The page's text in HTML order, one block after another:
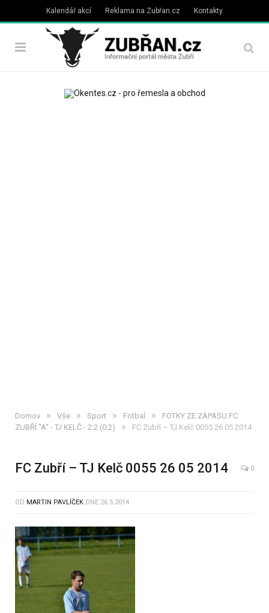
Kalendář akcí Reklama na Zubřan.cz Kontakty
Domov » Vše » Sport » Fotbal »
FOTKY ZE ZÁPASU FC
ZUBŘÍ "A" - TJ KELČ - 2:2 (0:2)
» FC Zubří – TJ Kelč 0055 26 05 2014
FC Zubří – TJ Kelč 0055 26 05 2014 0
OD MARTIN PAVLÍČEK DNE 26.5.2014